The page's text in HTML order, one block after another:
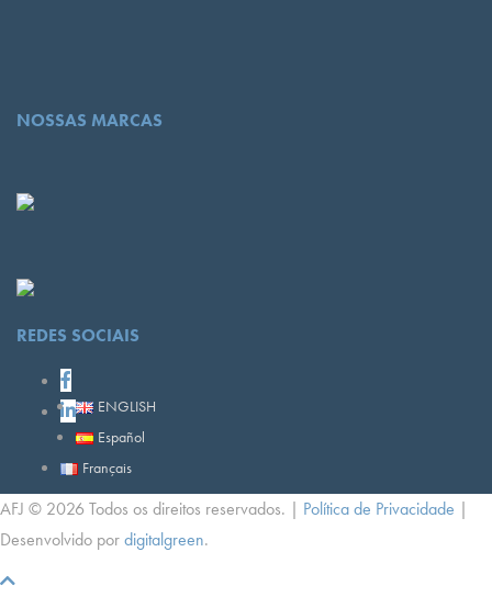
NOSSAS MARCAS
REDES SOCIAIS
ENGLISH
Español
Français
AFJ © 2026 Todos os direitos reservados. | Política de Privacidade |
Desenvolvido pordigitalgreen.